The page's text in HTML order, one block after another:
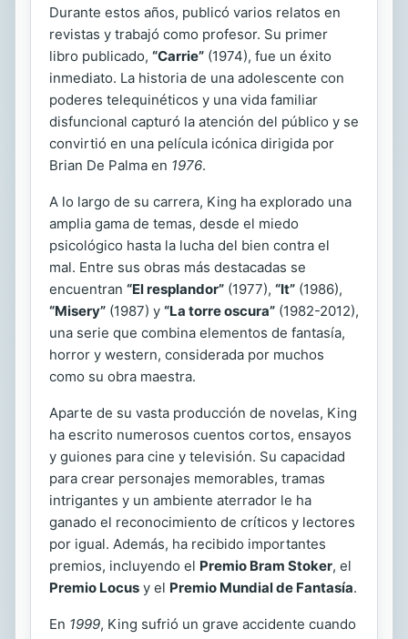
Durante estos años, publicó varios relatos en
revistas y trabajó como profesor. Su primer
libro publicado, “Carrie” (1974), fue un éxito
inmediato. La historia de una adolescente con
poderes telequinéticos y una vida familiar
disfuncional capturó la atención del público y se
convirtió en una película icónica dirigida por
Brian De Palma en 1976.
A lo largo de su carrera, King ha explorado una
amplia gama de temas, desde el miedo
psicológico hasta la lucha del bien contra el
mal. Entre sus obras más destacadas se
encuentran “El resplandor” (1977), “It” (1986),
“Misery” (1987) y “La torre oscura” (1982-2012),
una serie que combina elementos de fantasía,
horror y western, considerada por muchos
como su obra maestra.
Aparte de su vasta producción de novelas, King
ha escrito numerosos cuentos cortos, ensayos
y guiones para cine y televisión. Su capacidad
para crear personajes memorables, tramas
intrigantes y un ambiente aterrador le ha
ganado el reconocimiento de críticos y lectores
por igual. Además, ha recibido importantes
premios, incluyendo el Premio Bram Stoker, el
Premio Locus y el Premio Mundial de Fantasía.
En 1999, King sufrió un grave accidente cuando